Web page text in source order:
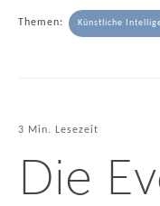
Themen: Künstliche
3 Min. Lesezeit
Die